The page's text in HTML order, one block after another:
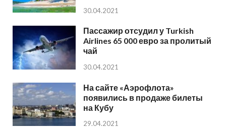
30.04.2021
Пассажир отсудил у Turkish
Airlines 65 000 евро за пролитый
чай
30.04.2021
На сайте «Аэрофлота»
появились в продаже билеты
на Кубу
29.04.2021